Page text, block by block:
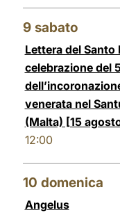
9 sabato
Lettera del Santo
celebrazione del
venerata nel
(Malta) [15
12:00
10 domenica
Angelus